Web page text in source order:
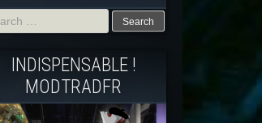
Search
for:
INDISPENSABLE !
MODTRADFR